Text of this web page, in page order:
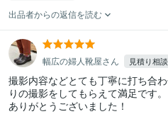
出品者からの返信を読む
幅広の婦人靴屋さん 見積り相談
撮影内容などとても丁寧に打ち合
りの撮影をしてもらえて満足です。
ありがとうございました！